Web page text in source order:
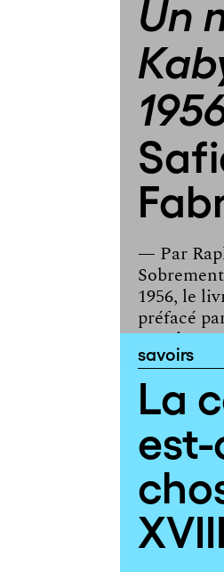
Un
— Par
1956, le
préfacé
savoirs
La